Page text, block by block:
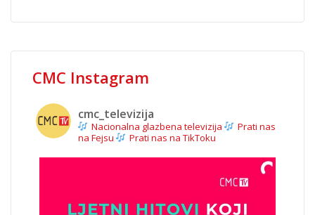
CMC Instagram
cmc_televizija
Nacionalna glazbena televizija
Prati nas
na Fejsu
Prati nas na TikToku